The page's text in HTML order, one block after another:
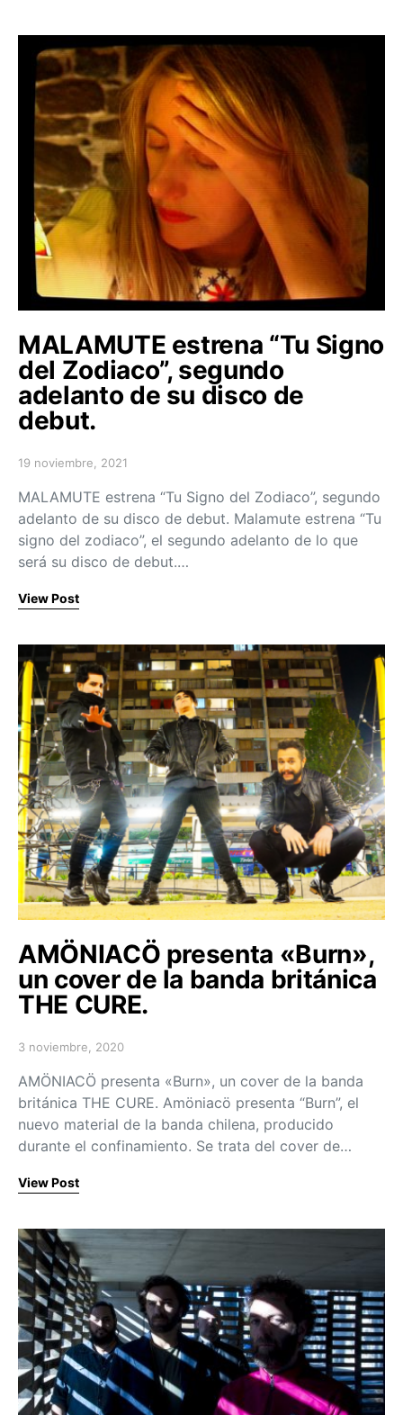
MALAMUTE estrena “Tu Signo
del Zodiaco”, segundo
adelanto de su disco de
debut.
Posted on
19 noviembre, 2021
MALAMUTE estrena “Tu Signo del Zodiaco”, segundo
adelanto de su disco de debut. Malamute estrena “Tu
signo del zodiaco”, el segundo adelanto de lo que
será su disco de debut.…
View Post
AMÖNIACÖ presenta «Burn»,
un cover de la banda británica
THE CURE.
Posted on
3 noviembre, 2020
AMÖNIACÖ presenta «Burn», un cover de la banda
británica THE CURE. Amöniacö presenta “Burn”, el
nuevo material de la banda chilena, producido
durante el confinamiento. Se trata del cover de…
View Post